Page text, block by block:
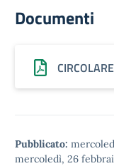
Documenti
Pubblicato:
mercoledì, 26